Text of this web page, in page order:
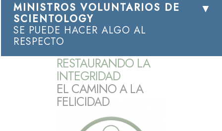
MINISTROS VOLUNTARIOS DE
SCIENTOLOGY
SE PUEDE HACER ALGO AL
RESPECTO
RESTAURANDO LA
INTEGRIDAD
EL CAMINO A LA
FELICIDAD